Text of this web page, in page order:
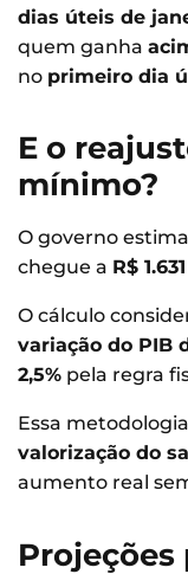
dias úteis de
quem ganha
no primeiro dia
E o
mínimo?
O governo
chegue a R$
O cálculo
variação do PIB
2,5% pela regra
Essa
valorização do
aumento real
Projeções